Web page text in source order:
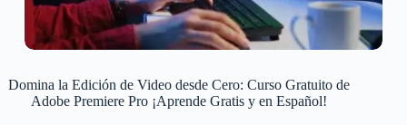
Domina la Edición de Video desde Cero: Curso Gratuito de
Adobe Premiere Pro ¡Aprende Gratis y en Español!